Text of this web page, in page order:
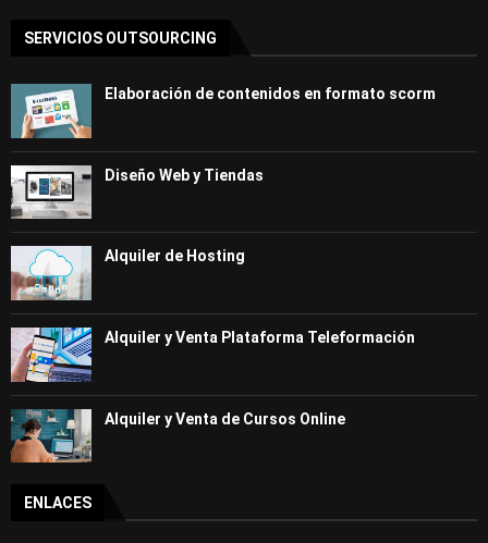
SERVICIOS OUTSOURCING
Elaboración de contenidos en formato scorm
Diseño Web y Tiendas
Alquiler de Hosting
Alquiler y Venta Plataforma Teleformación
Alquiler y Venta de Cursos Online
ENLACES